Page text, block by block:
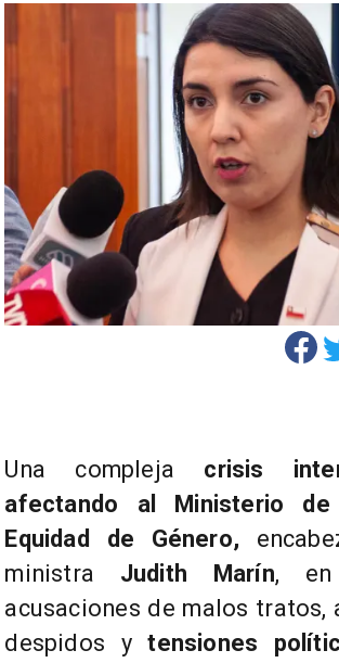
Una compleja crisis
afectando al Ministerio
Equidad de Género,
ministra Judith Marín, en
acusaciones de malos tratos,
despidos ytensiones